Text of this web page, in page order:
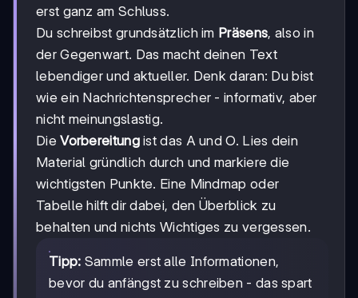
erst ganz am Schluss.
Du schreibst grundsätzlich im Präsens, also in
der Gegenwart. Das macht deinen Text
lebendiger und aktueller. Denk daran: Du bist
wie ein Nachrichtensprecher - informativ, aber
nicht meinungslastig.
DieVorbereitungist das A und O. Lies dein
Material gründlich durch und markiere die
wichtigsten Punkte. Eine Mindmap oder
Tabelle hilft dir dabei, den Überblick zu
behalten und nichts Wichtiges zu vergessen.
Tipp: Sammle erst alle Informationen,
bevor du anfängst zu schreiben - das spart